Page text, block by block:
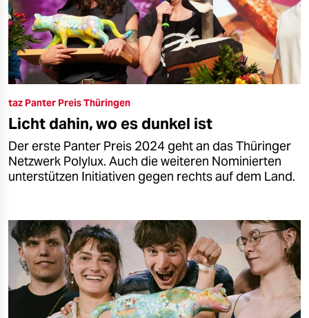
taz Panter Preis Thüringen
Licht dahin, wo es dunkel ist
Der erste Panter Preis 2024 geht an das Thüringer
Netzwerk Polylux. Auch die weiteren Nominierten
unterstützen Initiativen gegen rechts auf dem Land.